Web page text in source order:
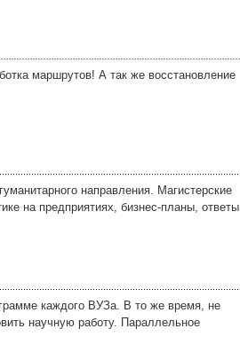
маршрутов! А так же восстановление
направления. Магистерские
на предприятиях, бизнес-планы, ответы
каждого ВУЗа. В то же время, не
научную работу. Параллельное